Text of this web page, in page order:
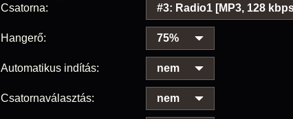
Csatorna: #3: Radio1 [MP3, 128
Hangerő: 75%
Automatikus indítás: nem
Csatornaválasztás: nem